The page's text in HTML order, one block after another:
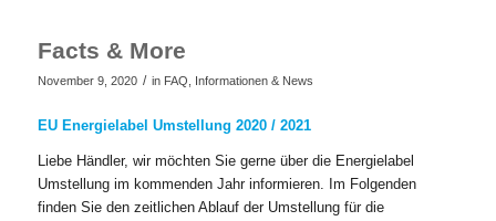
Facts & More
November 9, 2020 / in FAQ Informationen & News
EU Energielabel Umstellung 2020 / 2021
Liebe Händler, wir möchten Sie gerne über die Energielabel
Umstellung im kommenden Jahr informieren. Im Folgenden
finden Sie den zeitlichen Ablauf der Umstellung für die